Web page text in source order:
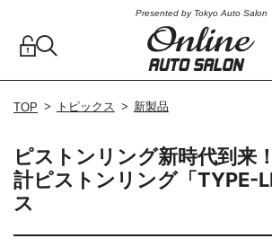
Presented by Tokyo Auto Salon
TOP トピックス 新製品
ピストンリング新時代到来
計ピストンリング「TYPE-
ス